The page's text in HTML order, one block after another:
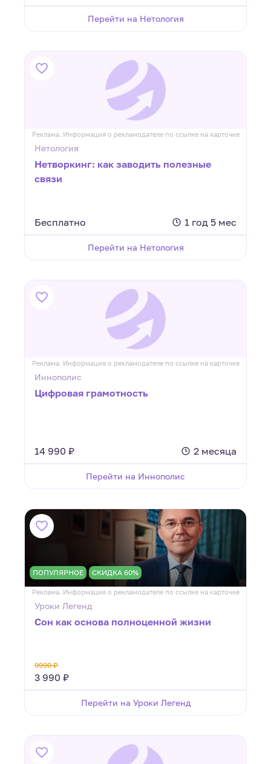
Перейти на Нетология
Реклама. Информация о рекламодателе по ссылке на карточке
Нетология
Нетворкинг: как заводить полезные
связи
Бесплатно 1 год 5 мес
Перейти на Нетология
Реклама. Информация о рекламодателе по ссылке на карточке
Иннополис
Цифровая грамотность
14 990 ₽ 2 месяца
Перейти на Иннополис
ПОПУЛЯРНОЕ СКИДКА 60%
Реклама. Информация о рекламодателе по ссылке на карточке
Уроки Легенд
Сон как основа полноценной жизни
9990 ₽
3 990 ₽
Перейти на Уроки Легенд